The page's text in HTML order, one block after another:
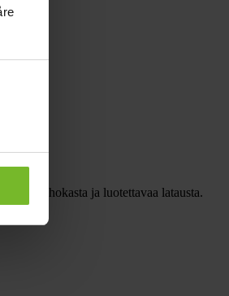
tehokasta ja luotettavaa latausta.